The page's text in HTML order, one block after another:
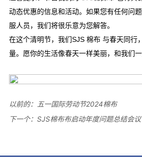
以前的：
五一国际劳动节2024棉布
下一个：SJS棉布布启动年度问题总结会议